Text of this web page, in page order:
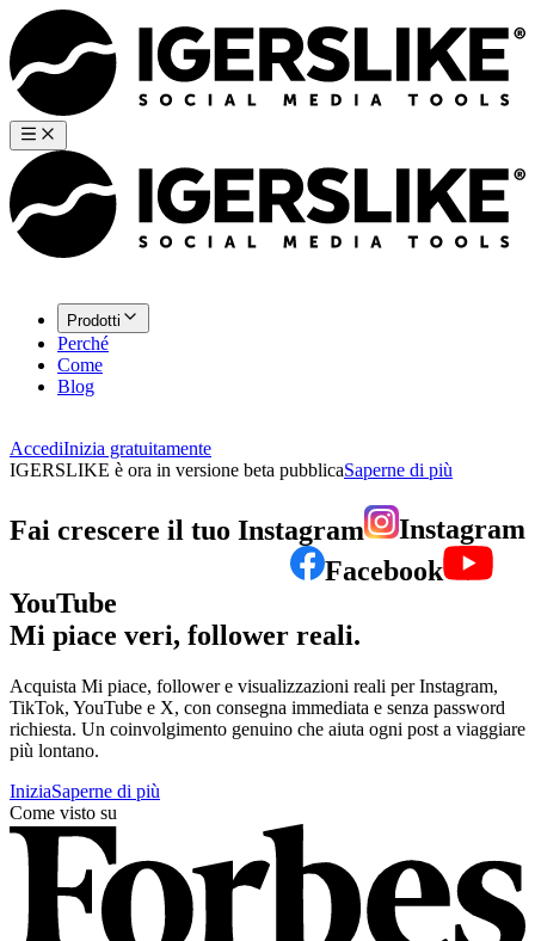
Prodotti
Perché
Come
Blog
AccediInizia gratuitamente
IGERSLIKE è ora in versione beta pubblicaSaperne di più
Fai crescere il tuo Instagram Instagram
YouTube
Mi piace veri, follower reali.
Acquista Mi piace, follower e visualizzazioni reali per Instagram,
TikTok, YouTube e X, con consegna immediata e senza password
richiesta. Un coinvolgimento genuino che aiuta ogni post a viaggiare
più lontano.
IniziaSaperne di più
Come visto su